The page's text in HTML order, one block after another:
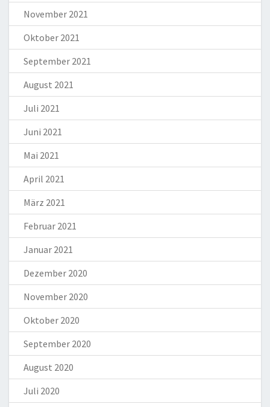
November 2021
Oktober 2021
September 2021
August 2021
Juli 2021
Juni 2021
Mai 2021
April 2021
März 2021
Februar 2021
Januar 2021
Dezember 2020
November 2020
Oktober 2020
September 2020
August 2020
Juli 2020